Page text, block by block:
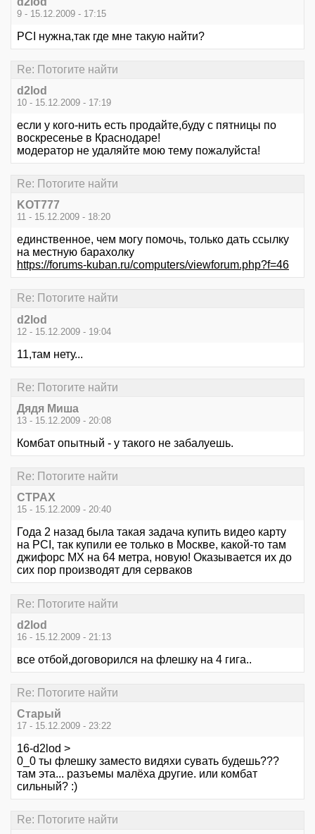
9 - 15.12.2009 - 17:15
PCI нужна,так где мне такую найти?
Re: Потогите найти
d2lod
10 - 15.12.2009 - 17:19
если у кого-нить есть продайте,буду с пятницы по
воскресенье в Краснодаре!
модератор не удаляйте мою тему пожалуйста!
Re: Потогите найти
KOT777
11 - 15.12.2009 - 18:20
единственное, чем могу помочь, только дать ссылку
на местную барахолку
https://forums-kuban.ru/computers/viewforum.php?f=46
Re: Потогите найти
d2lod
12 - 15.12.2009 - 19:04
11,там нету...
Re: Потогите найти
Дядя Миша
13 - 15.12.2009 - 20:08
Комбат опытный - у такого не забалуешь.
Re: Потогите найти
CTPAX
15 - 15.12.2009 - 20:40
Года 2 назад была такая задача купить видео карту
на PCI, так купили ее только в Москве, какой-то там
джифорс MX на 64 метра, новую! Оказывается их до
сих пор производят для серваков
Re: Потогите найти
d2lod
16 - 15.12.2009 - 21:13
все отбой,договорился на флешку на 4 гига..
Re: Потогите найти
Старый
17 - 15.12.2009 - 23:22
16-d2lod >
0_0 ты флешку заместо видяхи сувать будешь???
там эта... разъемы малёха другие. или комбат
сильный? :)
Re: Потогите найти